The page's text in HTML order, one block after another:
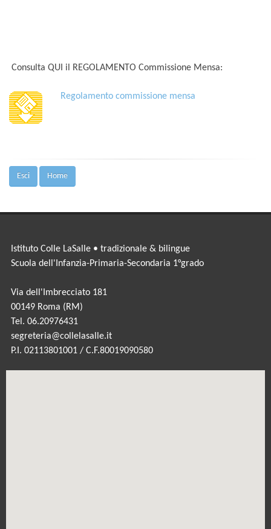
Consulta QUI il REGOLAMENTO Commissione Mensa:
Regolamento commissione mensa
Esci Home
Istituto Colle LaSalle • tradizionale & bilingue
Scuola dell'Infanzia-Primaria-Secondaria 1°grado
Via dell'Imbrecciato 181
00149 Roma (RM)
Tel. 06.20976431
segreteria@collelasalle.it
P.I. 02113801001 / C.F.80019090580